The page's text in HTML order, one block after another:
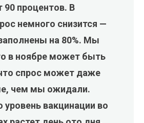
90 процентов. В
немного снизится —
на 80%. Мы
в ноябре может быть
спрос может даже
чем мы ожидали.
уровень вакцинации во